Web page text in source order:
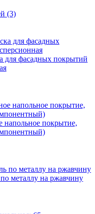
(3)
для фасадных покрытий
напольное покрытие,
металлу на ржавчину